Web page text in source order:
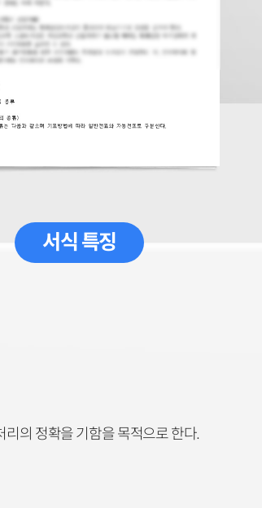
서식 특징
의 정확을 기함을 목적으로 한다.